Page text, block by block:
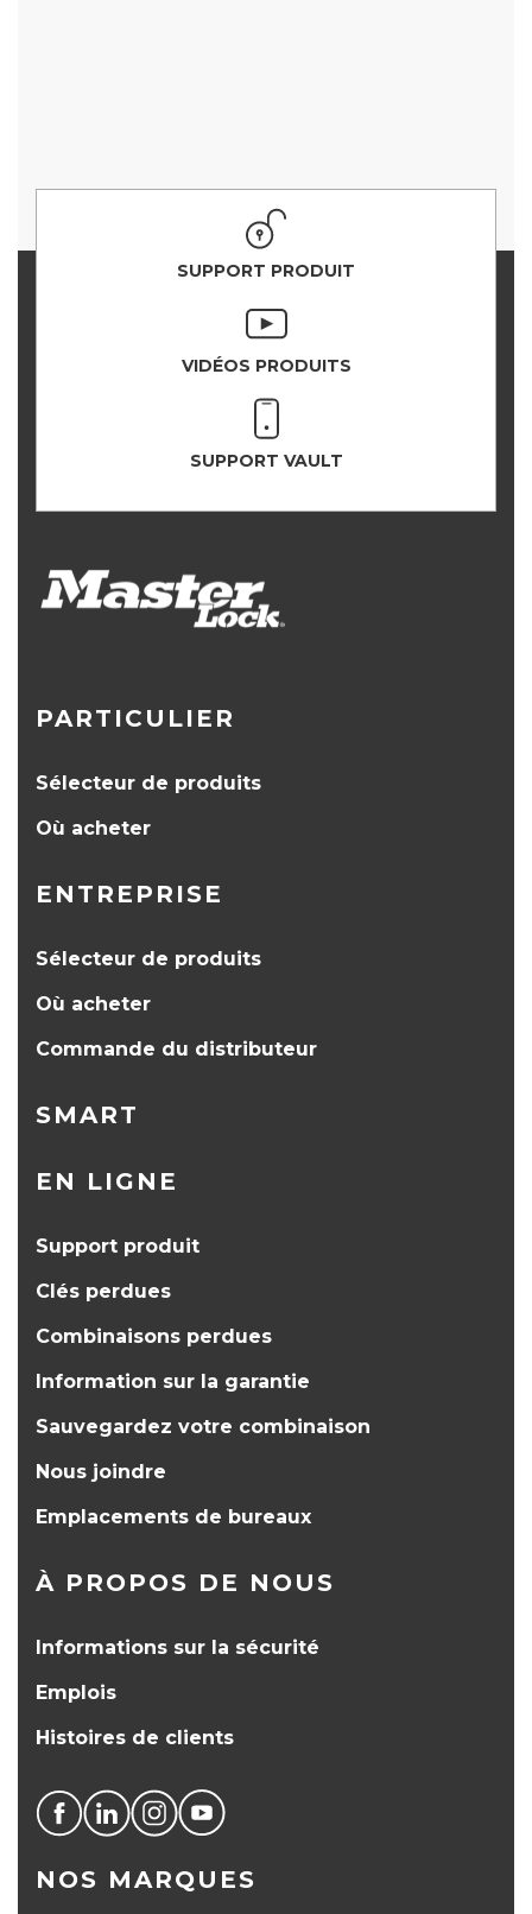
SUPPORT PRODUIT
VIDÉOS PRODUITS
SUPPORT VAULT
PARTICULIER
Sélecteur de produits
Où acheter
ENTREPRISE
Sélecteur de produits
Où acheter
Commande du distributeur
SMART
EN LIGNE
Support produit
Clés perdues
Combinaisons perdues
Information sur la garantie
Sauvegardez votre combinaison
Nous joindre
Emplacements de bureaux
À PROPOS DE NOUS
Informations sur la sécurité
Emplois
Histoires de clients
NOS MARQUES